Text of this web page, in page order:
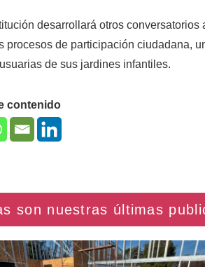
desarrollará otros
procesos de participación ciudadana,
de sus jardines infantiles.
contenido